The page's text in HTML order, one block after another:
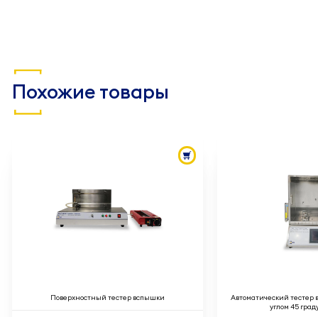
Похожие товары
Поверхностный тестер вспышки
Автоматический тестер
углом 45